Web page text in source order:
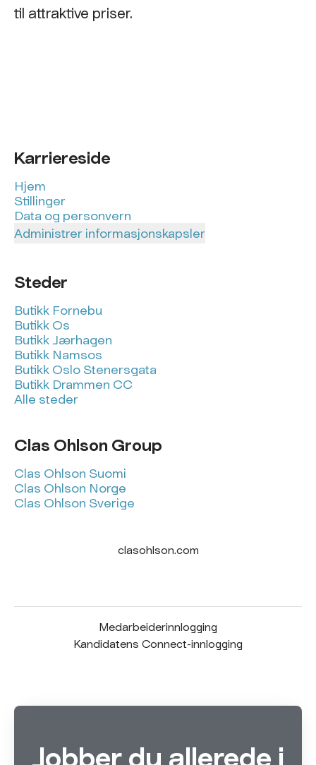
til attraktive priser.
Karriereside
Hjem
Stillinger
Data og personvern
Administrer informasjonskapsler
Steder
Butikk Fornebu
Butikk Os
Butikk Jærhagen
Butikk Namsos
Butikk Oslo Stenersgata
Butikk Drammen CC
Alle steder
Clas Ohlson Group
Clas Ohlson Suomi
Clas Ohlson Norge
Clas Ohlson Sverige
clasohlson.com
Medarbeiderinnlogging
Kandidatens Connect-innlogging
Jobber du allerede i